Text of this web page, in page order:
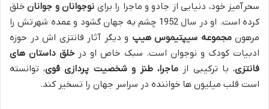
سحرآمیز خود، دنیایی از جادو و ماجرا را برای نوجوانان و جوانانخلق
کرده است. او در سال 1952 چشم به جهان گشود و عمده شهرتش را
مرهونمجموعه سیپتیموس هیپ و دیگر آثار فانتزی اش در حوزه
ادبیات کودک و نوجوان است. سبک خاص او در خلق داستان های
فانتزی، با ترکیبی از ماجرا، طنز و شخصیت پردازی قوی، توانسته
است قلب میلیون ها خواننده در سراسر جهان را تسخیر کند.